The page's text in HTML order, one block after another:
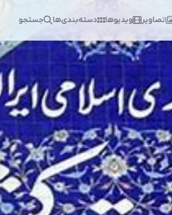
تصاویر ویدیوها دسته‌بندی‌ها جستجو